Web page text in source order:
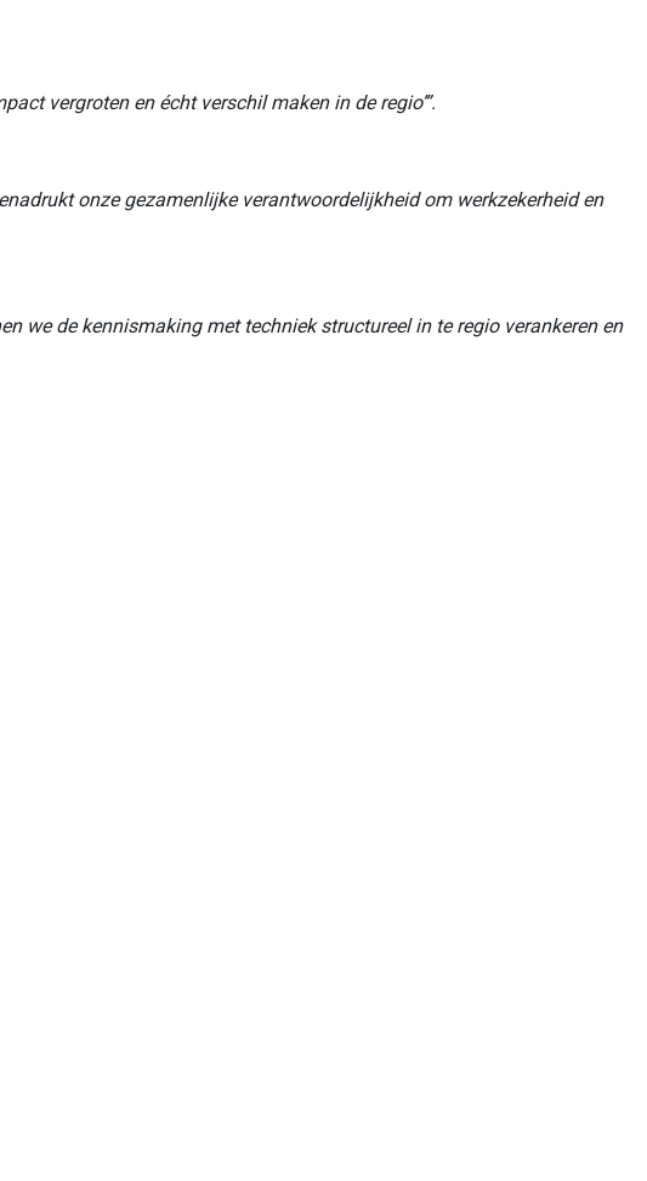
vergroten en écht verschil maken in de regio’”.
onze gezamenlijke verantwoordelijkheid om werkzekerheid en
we de kennismaking met techniek structureel in te regio verankeren en